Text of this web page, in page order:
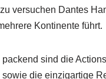
versuchen Dantes
Kontinente führt.
packend sind die
sowie die einzigartige